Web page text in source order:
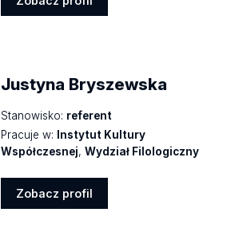
Justyna Bryszewska
Stanowisko: referent
Pracuje w: Instytut Kultury
Współczesnej,Wydział Filologiczny
Zobacz profil